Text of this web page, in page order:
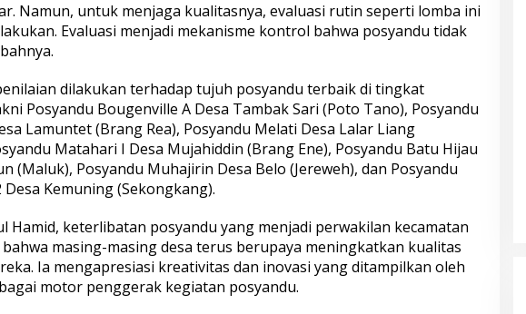
Namun, untuk menjaga kualitasnya, evaluasi rutin seperti lomba ini
Evaluasi menjadi mekanisme kontrol bahwa posyandu tidak
dilakukan terhadap tujuh posyandu terbaik di tingkat
Posyandu Bougenville A Desa Tambak Sari (Poto Tano), Posyandu
Lamuntet (Brang Rea), Posyandu Melati Desa Lalar Liang
Matahari I Desa Mujahiddin (Brang Ene), Posyandu Batu Hijau
(Maluk), Posyandu Muhajirin Desa Belo (Jereweh), dan Posyandu
Desa Kemuning (Sekongkang).
Hamid, keterlibatan posyandu yang menjadi perwakilan kecamatan
masing-masing desa terus berupaya meningkatkan kualitas
Ia mengapresiasi kreativitas dan inovasi yang ditampilkan oleh
motor penggerak kegiatan posyandu.